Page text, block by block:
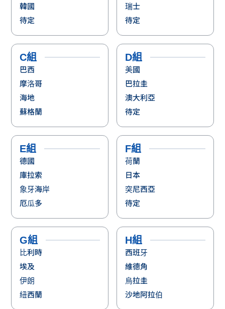
韓國
待定
瑞士
待定
C組
巴西
摩洛哥
海地
蘇格蘭
D組
美國
巴拉圭
澳大利亞
待定
E組
德國
庫拉索
象牙海岸
厄瓜多
F組
荷蘭
日本
突尼西亞
待定
G組
比利時
埃及
伊朗
紐西蘭
H組
西班牙
維德角
烏拉圭
沙地阿拉伯